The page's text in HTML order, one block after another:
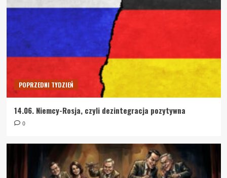
5
4.07. Kowid a Ukraina, czyli apokaliptyczne
paralele
POPRZEDNI TYDZIEŃ
14.06. Niemcy-Rosja, czyli dezintegracja pozytywna
0